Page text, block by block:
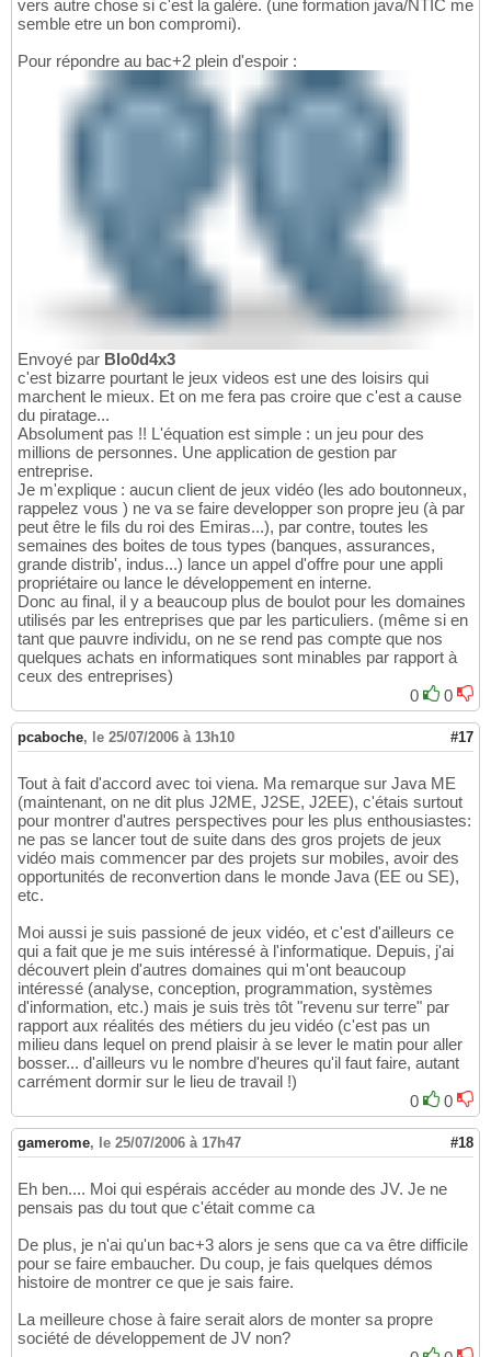
vers autre chose si c'est la galère. (une formation java/NTIC me
semble etre un bon compromi).
Pour répondre au bac+2 plein d'espoir :
Envoyé par Blo0d4x3
c'est bizarre pourtant le jeux videos est une des loisirs qui
marchent le mieux. Et on me fera pas croire que c'est a cause
du piratage...
Absolument pas !! L'équation est simple : un jeu pour des
millions de personnes. Une application de gestion par
entreprise.
Je m'explique : aucun client de jeux vidéo (les ado boutonneux,
rappelez vous ) ne va se faire developper son propre jeu (à par
peut être le fils du roi des Emiras...), par contre, toutes les
semaines des boites de tous types (banques, assurances,
grande distrib', indus...) lance un appel d'offre pour une appli
propriétaire ou lance le développement en interne.
Donc au final, il y a beaucoup plus de boulot pour les domaines
utilisés par les entreprises que par les particuliers. (même si en
tant que pauvre individu, on ne se rend pas compte que nos
quelques achats en informatiques sont minables par rapport à
ceux des entreprises)
0
0
pcaboche, le 25/07/2006 à 13h10 #17
Tout à fait d'accord avec toi viena. Ma remarque sur Java ME
(maintenant, on ne dit plus J2ME, J2SE, J2EE), c'étais surtout
pour montrer d'autres perspectives pour les plus enthousiastes:
ne pas se lancer tout de suite dans des gros projets de jeux
vidéo mais commencer par des projets sur mobiles, avoir des
opportunités de reconvertion dans le monde Java (EE ou SE),
etc.
Moi aussi je suis passioné de jeux vidéo, et c'est d'ailleurs ce
qui a fait que je me suis intéressé à l'informatique. Depuis, j'ai
découvert plein d'autres domaines qui m'ont beaucoup
intéressé (analyse, conception, programmation, systèmes
d'information, etc.) mais je suis très tôt "revenu sur terre" par
rapport aux réalités des métiers du jeu vidéo (c'est pas un
milieu dans lequel on prend plaisir à se lever le matin pour aller
bosser... d'ailleurs vu le nombre d'heures qu'il faut faire, autant
carrément dormir sur le lieu de travail !)
0
0
gamerome, le 25/07/2006 à 17h47 #18
Eh ben.... Moi qui espérais accéder au monde des JV. Je ne
pensais pas du tout que c'était comme ca
De plus, je n'ai qu'un bac+3 alors je sens que ca va être difficile
pour se faire embaucher. Du coup, je fais quelques démos
histoire de montrer ce que je sais faire.
La meilleure chose à faire serait alors de monter sa propre
société de développement de JV non?